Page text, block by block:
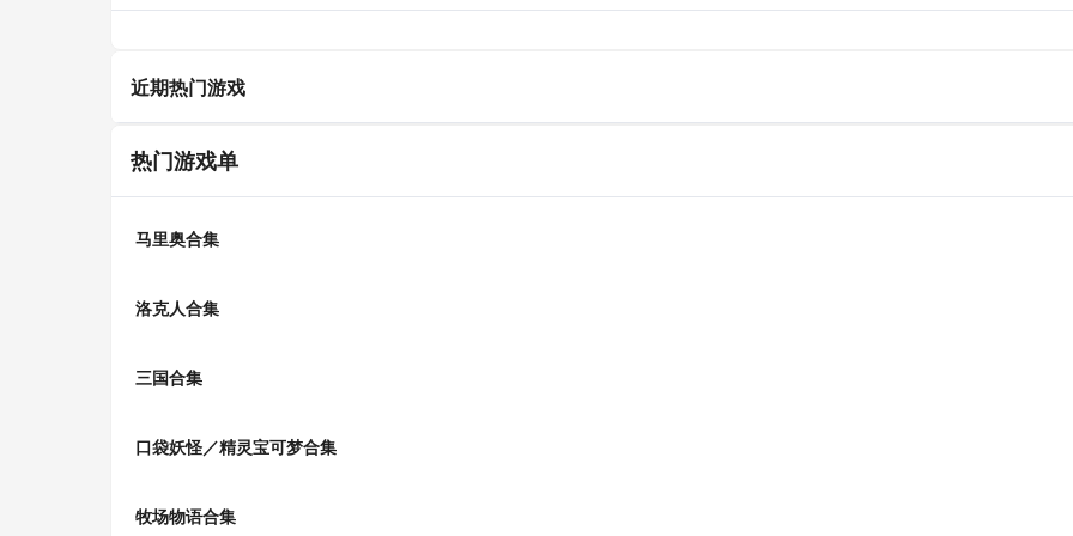
近期热门游戏
热门游戏单
马里奥合集
洛克人合集
三国合集
口袋妖怪／精灵宝可梦合集
牧场物语合集